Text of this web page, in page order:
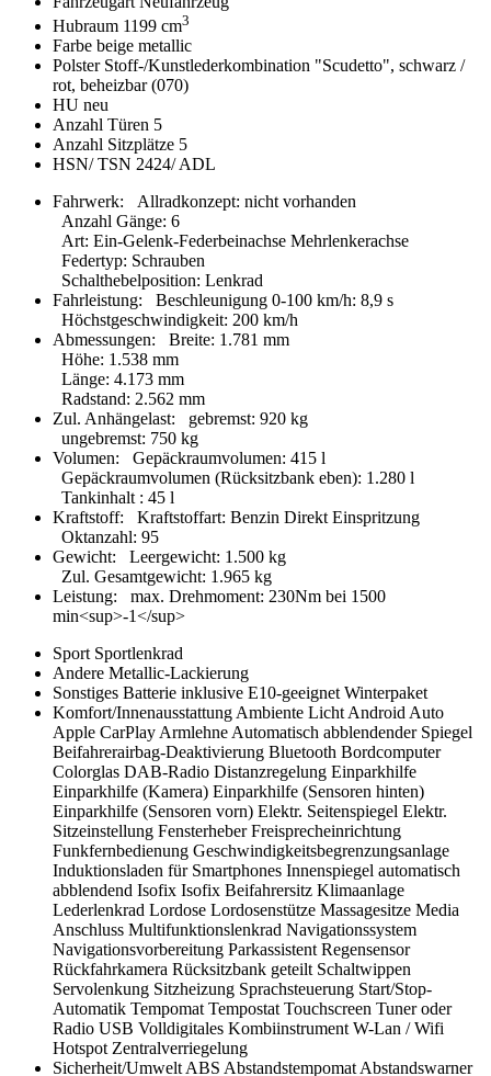
Hubraum 1199 cm3
Farbe beige metallic
Polster Stoff-/Kunstlederkombination "Scudetto", schwarz /
rot, beheizbar (070)
HU neu
Anzahl Türen 5
Anzahl Sitzplätze 5
HSN/ TSN 2424/ ADL
Fahrwerk:
Allradkonzept: nicht vorhanden
Anzahl Gänge: 6
Art: Ein-Gelenk-Federbeinachse Mehrlenkerachse
Federtyp: Schrauben
Schalthebelposition: Lenkrad
Fahrleistung:
Beschleunigung 0-100 km/h: 8,9 s
Höchstgeschwindigkeit: 200 km/h
Abmessungen:
Breite: 1.781 mm
Höhe: 1.538 mm
Länge: 4.173 mm
Radstand: 2.562 mm
Zul. Anhängelast:
gebremst: 920 kg
ungebremst: 750 kg
Volumen:
Gepäckraumvolumen: 415 l
Gepäckraumvolumen (Rücksitzbank eben): 1.280 l
Tankinhalt : 45 l
Kraftstoff:
Kraftstoffart: Benzin Direkt Einspritzung
Oktanzahl: 95
Gewicht:
Leergewicht: 1.500 kg
Zul. Gesamtgewicht: 1.965 kg
Leistung:
max. Drehmoment: 230Nm bei 1500
min<sup>-1</sup>
Sport Sportlenkrad
Andere Metallic-Lackierung
Sonstiges Batterie inklusive E10-geeignet Winterpaket
Komfort/Innenausstattung Ambiente Licht Android Auto
Apple CarPlay Armlehne Automatisch abblendender Spiegel
Beifahrerairbag-Deaktivierung Bluetooth Bordcomputer
Colorglas DAB-Radio Distanzregelung Einparkhilfe
Einparkhilfe (Kamera) Einparkhilfe (Sensoren hinten)
Einparkhilfe (Sensoren vorn) Elektr. Seitenspiegel Elektr.
Sitzeinstellung FensterheberFreisprecheinrichtung
Funkfernbedienung Geschwindigkeitsbegrenzungsanlage
Induktionsladen für Smartphones Innenspiegel automatisch
abblendend Isofix Isofix Beifahrersitz Klimaanlage
Lederlenkrad Lordose Lordosenstütze Massagesitze Media
Anschluss Multifunktionslenkrad Navigationssystem
Navigationsvorbereitung Parkassistent Regensensor
Rückfahrkamera Rücksitzbank geteilt Schaltwippen
Servolenkung Sitzheizung Sprachsteuerung Start/Stop-
Automatik Tempomat Tempostat Touchscreen Tuner oder
Radio USB Volldigitales Kombiinstrument W-Lan / Wifi
Hotspot Zentralverriegelung
Sicherheit/Umwelt ABS Abstandstempomat Abstandswarner